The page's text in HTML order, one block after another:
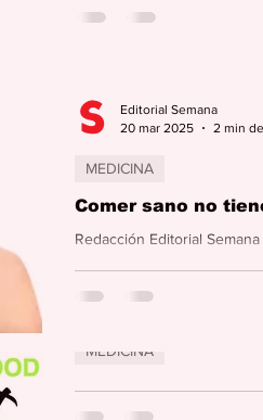
Comer sano no
Redacción Editorial
MEDICINA
Editorial Semana
20 mar 2025
2 min
Mary’s Healthy
MEDICINA
Editorial Semana